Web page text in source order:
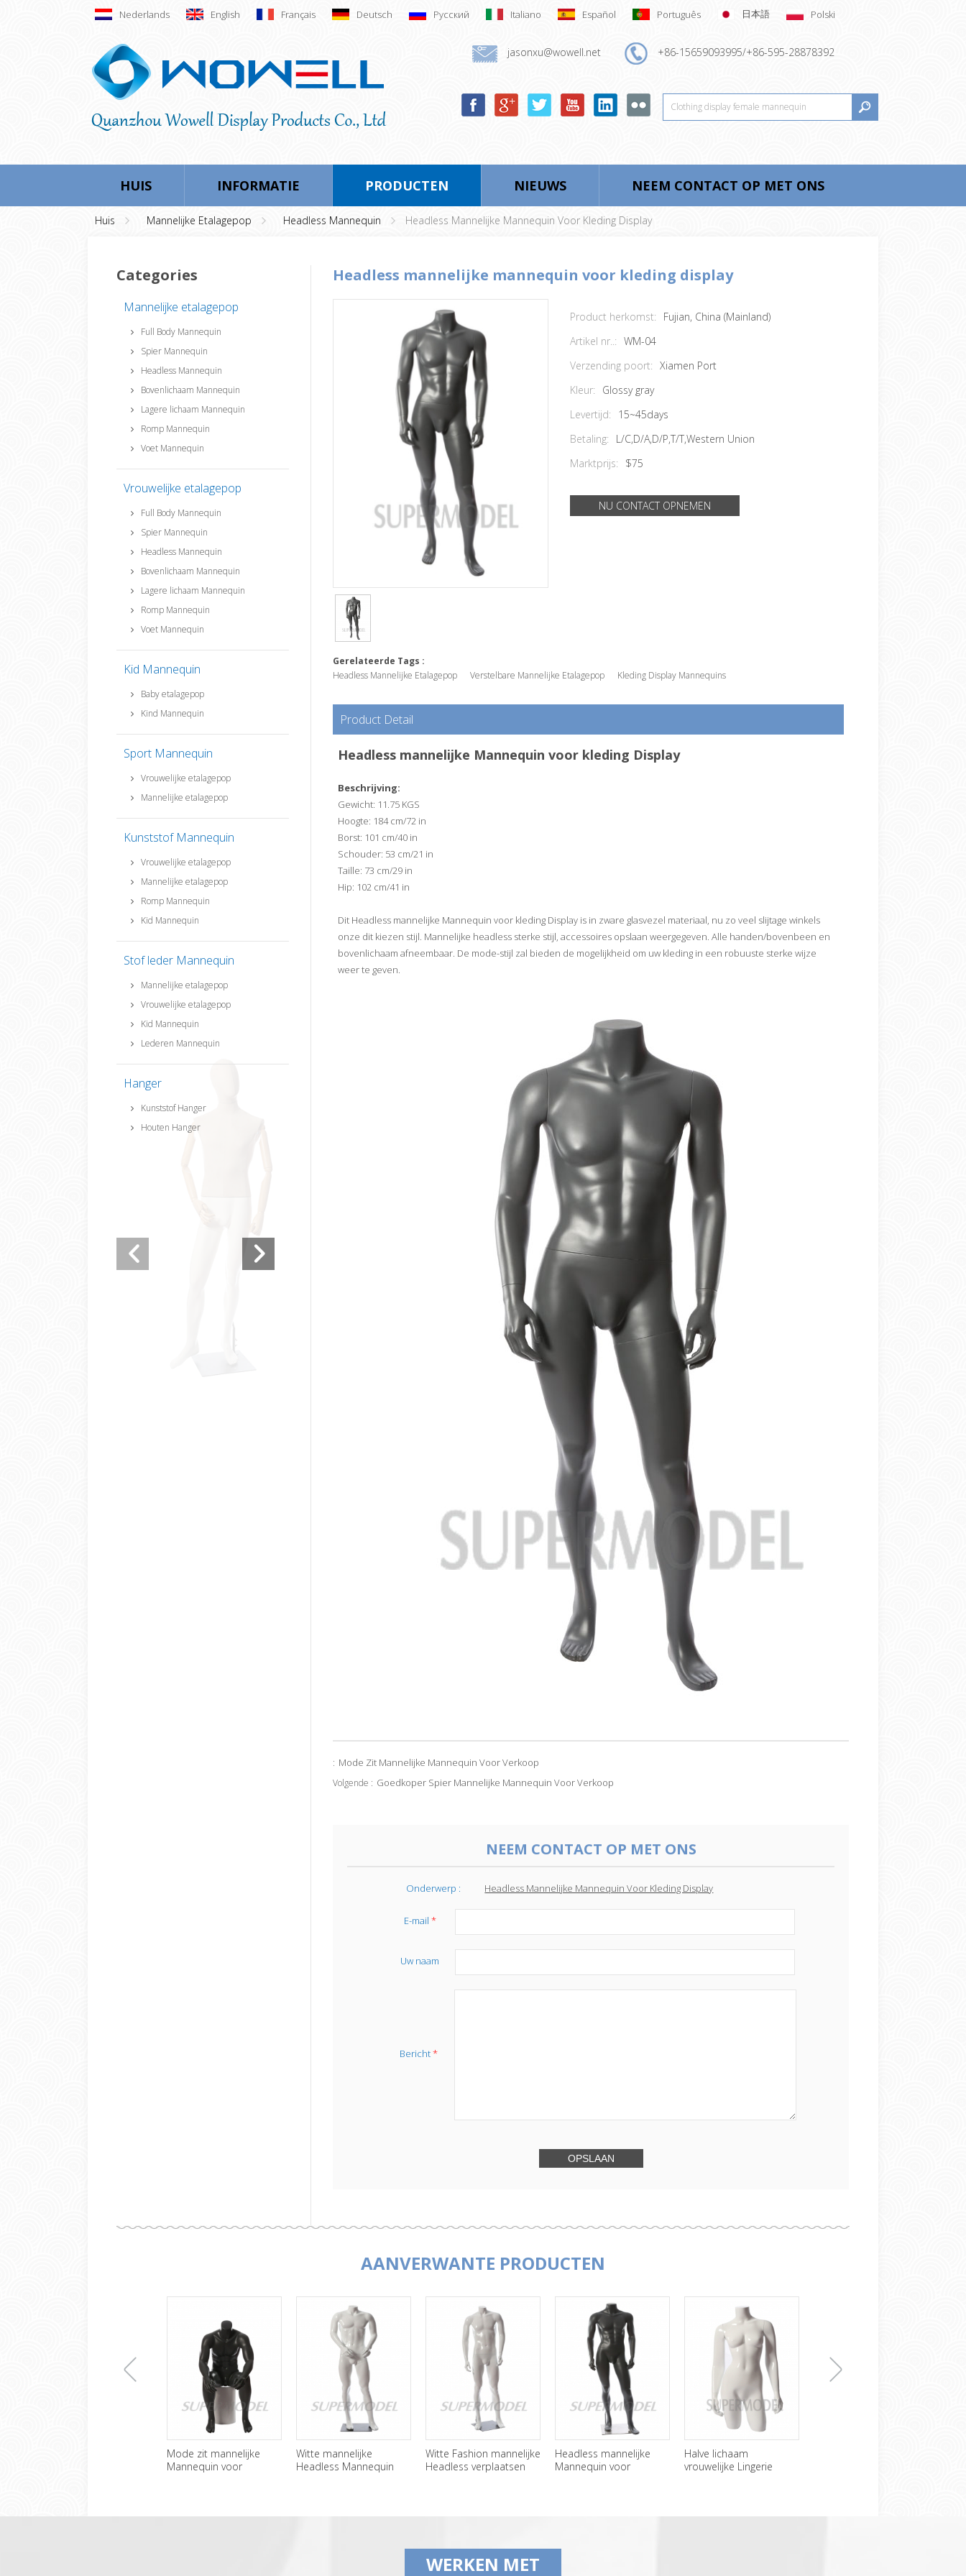
Nederlands English Français Deutsch Русский Italiano Español Português 日本語 Polski
jasonxu@wowell.net +86-15659093995/+86-595-28878392
HUIS INFORMATIE PRODUCTEN NIEUWS NEEM CONTACT OP MET ONS
Huis Mannelijke Etalagepop Headless Mannequin Headless Mannelijke Mannequin Voor Kleding Display
Categories
Mannelijke etalagepop
Full Body Mannequin
Spier Mannequin
Headless Mannequin
Bovenlichaam Mannequin
Lagere lichaam Mannequin
Romp Mannequin
Voet Mannequin
Vrouwelijke etalagepop
Full Body Mannequin
Spier Mannequin
Headless Mannequin
Bovenlichaam Mannequin
Lagere lichaam Mannequin
Romp Mannequin
Voet Mannequin
Kid Mannequin
Baby etalagepop
Kind Mannequin
Sport Mannequin
Vrouwelijke etalagepop
Mannelijke etalagepop
Kunststof Mannequin
Vrouwelijke etalagepop
Mannelijke etalagepop
Romp Mannequin
Kid Mannequin
Stof leder Mannequin
Mannelijke etalagepop
Vrouwelijke etalagepop
Kid Mannequin
Lederen Mannequin
Hanger
Kunststof Hanger
Houten Hanger
headless mannelijke mannequin voor kleding display
Product herkomst:
Fujian, China (Mainland)
Artikel nr..: WM-04
Verzending poort: Xiamen Port
Kleur:
Glossy gray
Levertijd:
15~45days
Betaling:
L/C,D/A,D/P,T/T,Western Union
Marktprijs:
$75
NU CONTACT OPNEMEN
Gerelateerde Tags :
Headless Mannelijke Etalagepop
Verstelbare Mannelijke Etalagepop Kleding Display Mannequins
Product Detail
Headless mannelijke Mannequin voor kleding Display
Beschrijving:
Gewicht: 11.75 KGS
Hoogte: 184 cm/72 in
Borst: 101 cm/40 in
Schouder: 53 cm/21 in
Taille: 73 cm/29 in
Hip: 102 cm/41 in
Dit Headless mannelijke Mannequin voor kleding Display is in zware glasvezel materiaal, nu zo veel slijtage winkels
onze dit kiezen stijl. Mannelijke headless sterke stijl, accessoires opslaan weergegeven. Alle handen/bovenbeen en
bovenlichaam afneembaar. De mode-stijl zal bieden de mogelijkheid om uw kleding in een robuuste sterke wijze
weer te geven.
: Mode Zit Mannelijke Mannequin Voor Verkoop
Volgende : Goedkoper Spier Mannelijke Mannequin Voor Verkoop
NEEM CONTACT OP MET ONS
Onderwerp : Headless Mannelijke Mannequin Voor Kleding Display
E-mail *
Uw naam
Bericht*
AANVERWANTE PRODUCTEN
Mode zit mannelijke
Mannequin voor
Witte mannelijke
Headless Mannequin
Witte Fashion mannelijke
Headless verplaatsen
Headless mannelijke
Mannequin voor
Halve lichaam
vrouwelijke Lingerie
WERKEN MET